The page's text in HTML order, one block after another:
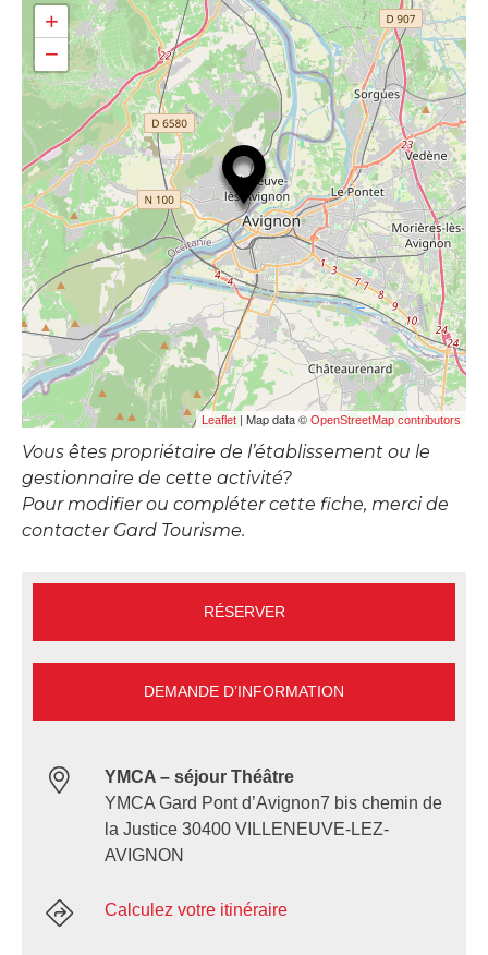
+
−
Leaflet | Map data © OpenStreetMap contributors
Vous êtes propriétaire de l’établissement ou le
gestionnaire de cette activité?
Pour modifier ou compléter cette fiche, merci de
contacter Gard Tourisme.
RÉSERVER
DEMANDE D’INFORMATION
YMCA – séjour Théâtre
YMCA Gard Pont d’Avignon7 bis chemin de
la Justice 30400 VILLENEUVE-LEZ-
AVIGNON
Calculez votre itinéraire